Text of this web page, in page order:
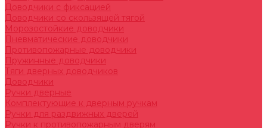
Доводчики с фиксацией
Доводчики со скользящей тягой
Морозостойкие доводчики
Пневматические доводчики
Противопожарные доводчики
Пружинные доводчики
Тяги дверных доводчиков
Доводчики
Ручки дверные
Комплектующие к дверным ручкам
Ручки для раздвижных дверей
Ручки к противопожарным дверям